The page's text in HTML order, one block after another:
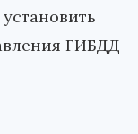
ГИБДД